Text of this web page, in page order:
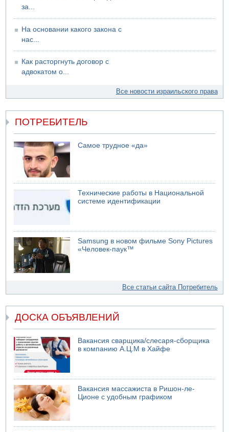
за...
На основании какого закона с
нас...
Как расторгнуть договор с
адвокатом о...
Все новости израильского права
ПОТРЕБИТЕЛЬ
Самое трудное «да»
Технические работы в Национальной
системе идентификации
Samsung в новом фильме Sony Pictures
«Человек-паук™
Все статьи сайта Потребитель
ДОСКА ОБЪЯВЛЕНИЙ
Вакансия сварщика/слесаря-сборщика
в компанию А.Ц.М в Хайфе
Вакансия массажиста в Ришон-ле-
Ционе с удобным графиком